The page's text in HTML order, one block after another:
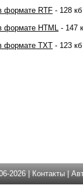
формате RTF - 128 кб
формате HTML - 147
формате TXT - 123 кб
2026 | Контакты |